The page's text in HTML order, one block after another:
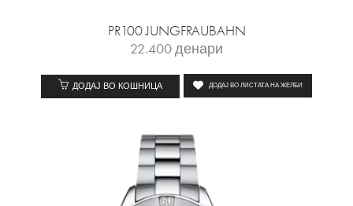
PR100 JUNGFRAUBAHN
22.400денари
ДОДАЈ ВО КОШНИЦА ДОДАЈ ВО ЛИСТАТА НА ЖЕЛБИ